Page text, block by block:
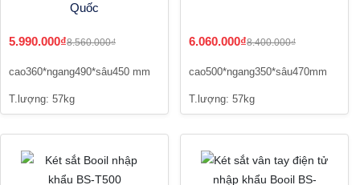
Quốc
5.990.000₫8.560.000₫
cao360*ngang490*sâu450 mm
T.lượng: 57kg
6.060.000₫8.400.000₫
cao500*ngang350*sâu470mm
T.lượng: 57kg